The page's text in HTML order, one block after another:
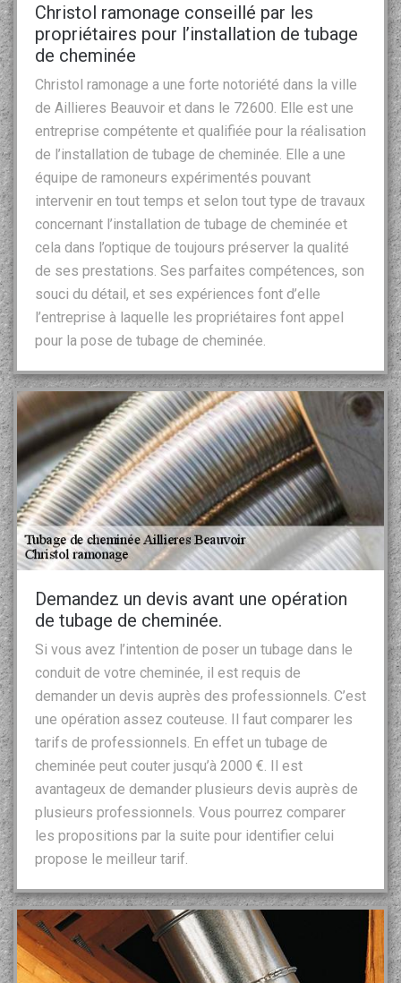
Christol ramonage conseillé par les
propriétaires pour l’installation de tubage
de cheminée
Christol ramonage a une forte notoriété dans la ville
de Aillieres Beauvoir et dans le 72600. Elle est une
entreprise compétente et qualifiée pour la réalisation
de l’installation de tubage de cheminée. Elle a une
équipe de ramoneurs expérimentés pouvant
intervenir en tout temps et selon tout type de travaux
concernant l’installation de tubage de cheminée et
cela dans l’optique de toujours préserver la qualité
de ses prestations. Ses parfaites compétences, son
souci du détail, et ses expériences font d’elle
l’entreprise à laquelle les propriétaires font appel
pour la pose de tubage de cheminée.
Demandez un devis avant une opération
de tubage de cheminée.
Si vous avez l’intention de poser un tubage dans le
conduit de votre cheminée, il est requis de
demander un devis auprès des professionnels. C’est
une opération assez couteuse. Il faut comparer les
tarifs de professionnels. En effet un tubage de
cheminée peut couter jusqu’à 2000 €. Il est
avantageux de demander plusieurs devis auprès de
plusieurs professionnels. Vous pourrez comparer
les propositions par la suite pour identifier celui
propose le meilleur tarif.